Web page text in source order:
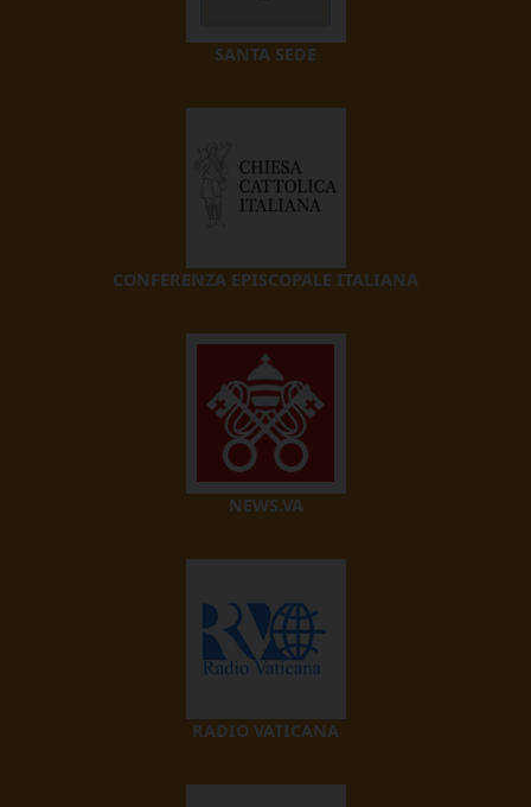
SANTA SEDE
CONFERENZA EPISCOPALE ITALIANA
NEWS.VA
RADIO VATICANA